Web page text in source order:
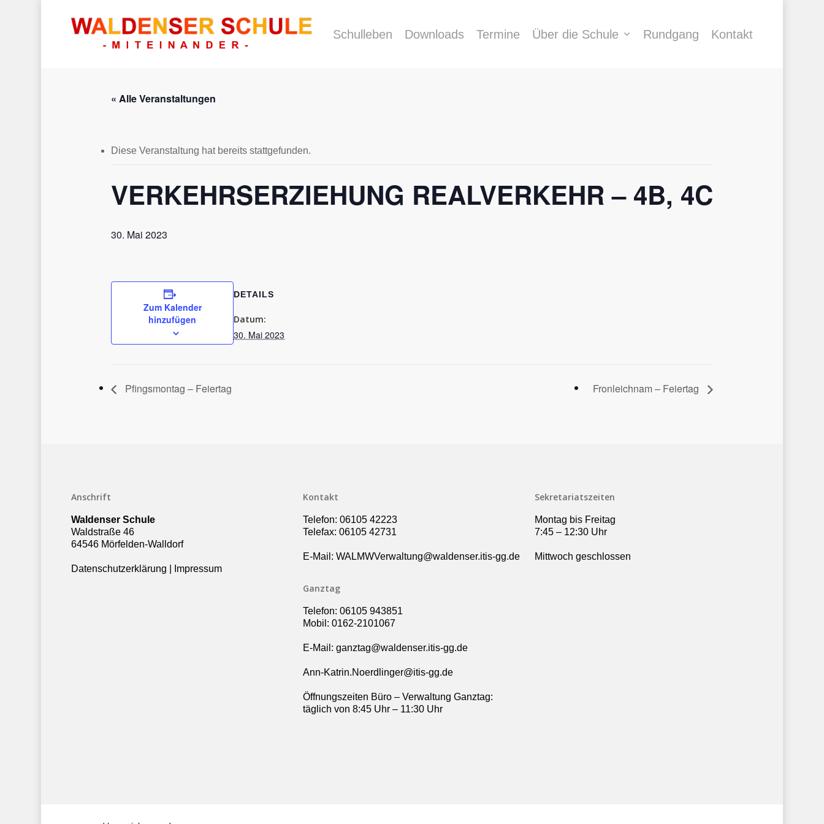
Schulleben Downloads Termine Über die Schule Rundgang Kontakt
« Alle Veranstaltungen
Diese Veranstaltung hat bereits stattgefunden.
VERKEHRSERZIEHUNG REALVERKEHR – 4B, 4C
30. Mai 2023
Zum Kalender
hinzufügen
DETAILS
Datum:
30. Mai 2023
Pfingsmontag – Feiertag Fronleichnam – Feiertag
Anschrift
Waldenser Schule
Waldstraße 46
64546 Mörfelden-Walldorf
Datenschutzerklärung Impressum
Kontakt
Telefon: 06105 42223
Telefax: 06105 42731
E-Mail: WALMWVerwaltung@waldenser.itis-gg.de
Ganztag
Telefon: 06105 943851
Mobil: 0162-2101067
E-Mail: ganztag@waldenser.itis-gg.de
Ann-Katrin.Noerdlinger@itis-gg.de
Öffnungszeiten Büro – Verwaltung Ganztag:
täglich von 8:45 Uhr – 11:30 Uhr
Sekretariatszeiten
Montag bis Freitag
7:45 – 12:30 Uhr
Mittwoch geschlossen